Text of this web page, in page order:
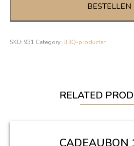
BESTELLEN
SKU: 931 Category: BBQ-producten
RELATED
CADEAUBON